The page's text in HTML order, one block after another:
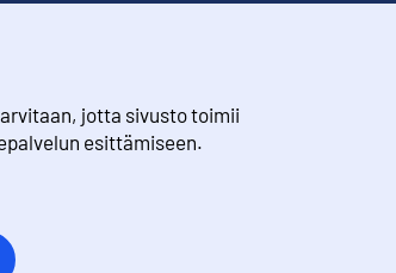
jotta sivusto toimii
esittämiseen.